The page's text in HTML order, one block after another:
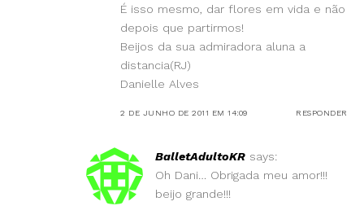
É isso mesmo, dar flores em vida e não
depois que partirmos!
Beijos da sua admiradora aluna a
distancia(RJ)
Danielle Alves
2 DE JUNHO DE 2011 EM 14:09 RESPONDER
BalletAdultoKR says:
Oh Dani… Obrigada meu amor!!!
beijo grande!!!